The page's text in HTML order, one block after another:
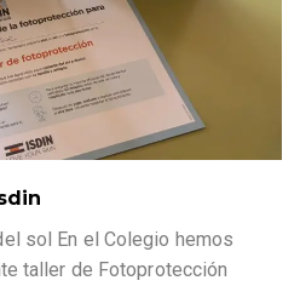
sol En el Colegio hemos
taller de Fotoprotección